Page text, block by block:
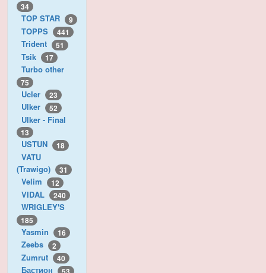
34
TOP STAR 9
TOPPS 441
Trident 51
Tsik 17
Turbo other
75
Ucler 23
Ulker 52
Ulker - Final
13
USTUN 18
VATU
(Trawigo)
31
Velim 12
VIDAL 240
WRIGLEY'S
185
Yasmin 16
Zeebs 2
Zumrut 40
Бастион